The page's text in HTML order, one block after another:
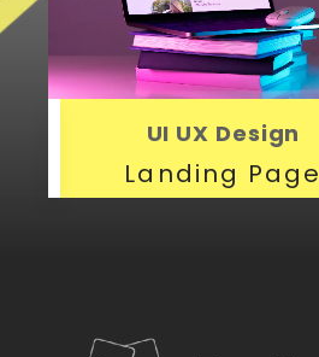
UI UX Design
Landing Page